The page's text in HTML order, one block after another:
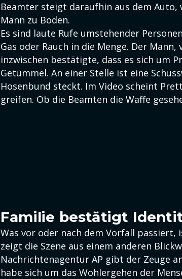
Beamter steigt daraufhin aus dem
Mann zu Boden.
Es sind laute Rufe umstehender
Gas oder Rauch in die Menge. Der
inzwischen bestätigte, dass es sich um
Getümmel. An einer Stelle ist eine
Hosenbund steckt. Im Video scheint
greifen. Ob die Beamten die Waffe
Familie bestätigt
Was vor oder nach dem Vorfall passiert,
zeigt die Szene aus einem anderen
Nachrichtenagentur AP gibt der Zeuge
habe sich um das Wohlergehen der